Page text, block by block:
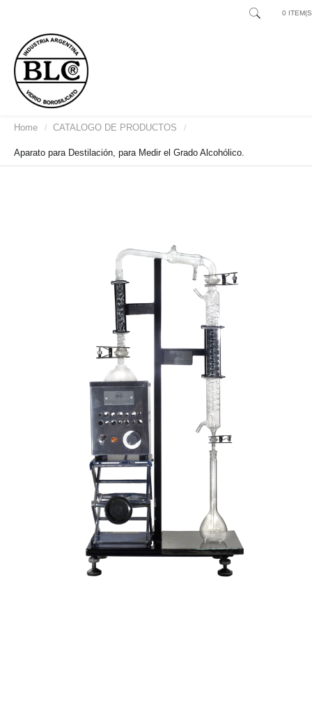
0
Home / CATALOGO DE PRODUCTOS /
Aparato para Destilación, para Medir el Grado Alcohólico.